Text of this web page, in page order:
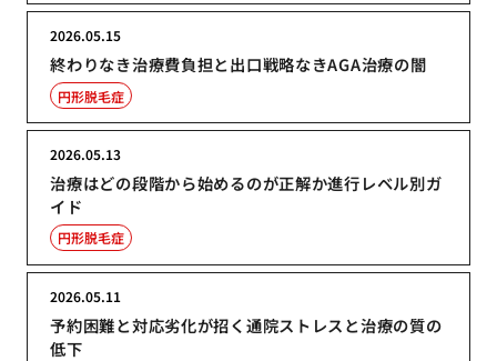
終わりなき治療費負担と出口戦略なきAGA治療の闇
2026.05.15
円形脱毛症
治療はどの段階から始めるのが正解か進行レベル別ガ
イド
2026.05.13
円形脱毛症
予約困難と対応劣化が招く通院ストレスと治療の質の
低下
2026.05.11